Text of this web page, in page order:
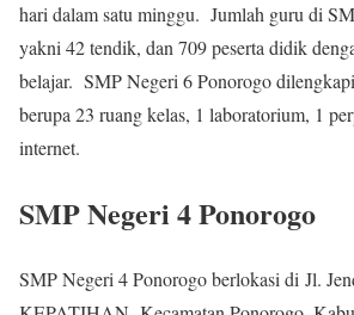
hari dalam satu minggu. Jumlah guru di
yakni 42 tendik, dan 709 peserta didik
belajar. SMP Negeri 6 Ponorogo
berupa 23 ruang kelas, 1 laboratorium, 1
internet.
SMP Negeri 4 Ponorogo
SMP Negeri 4 Ponorogo berlokasi di Jl.